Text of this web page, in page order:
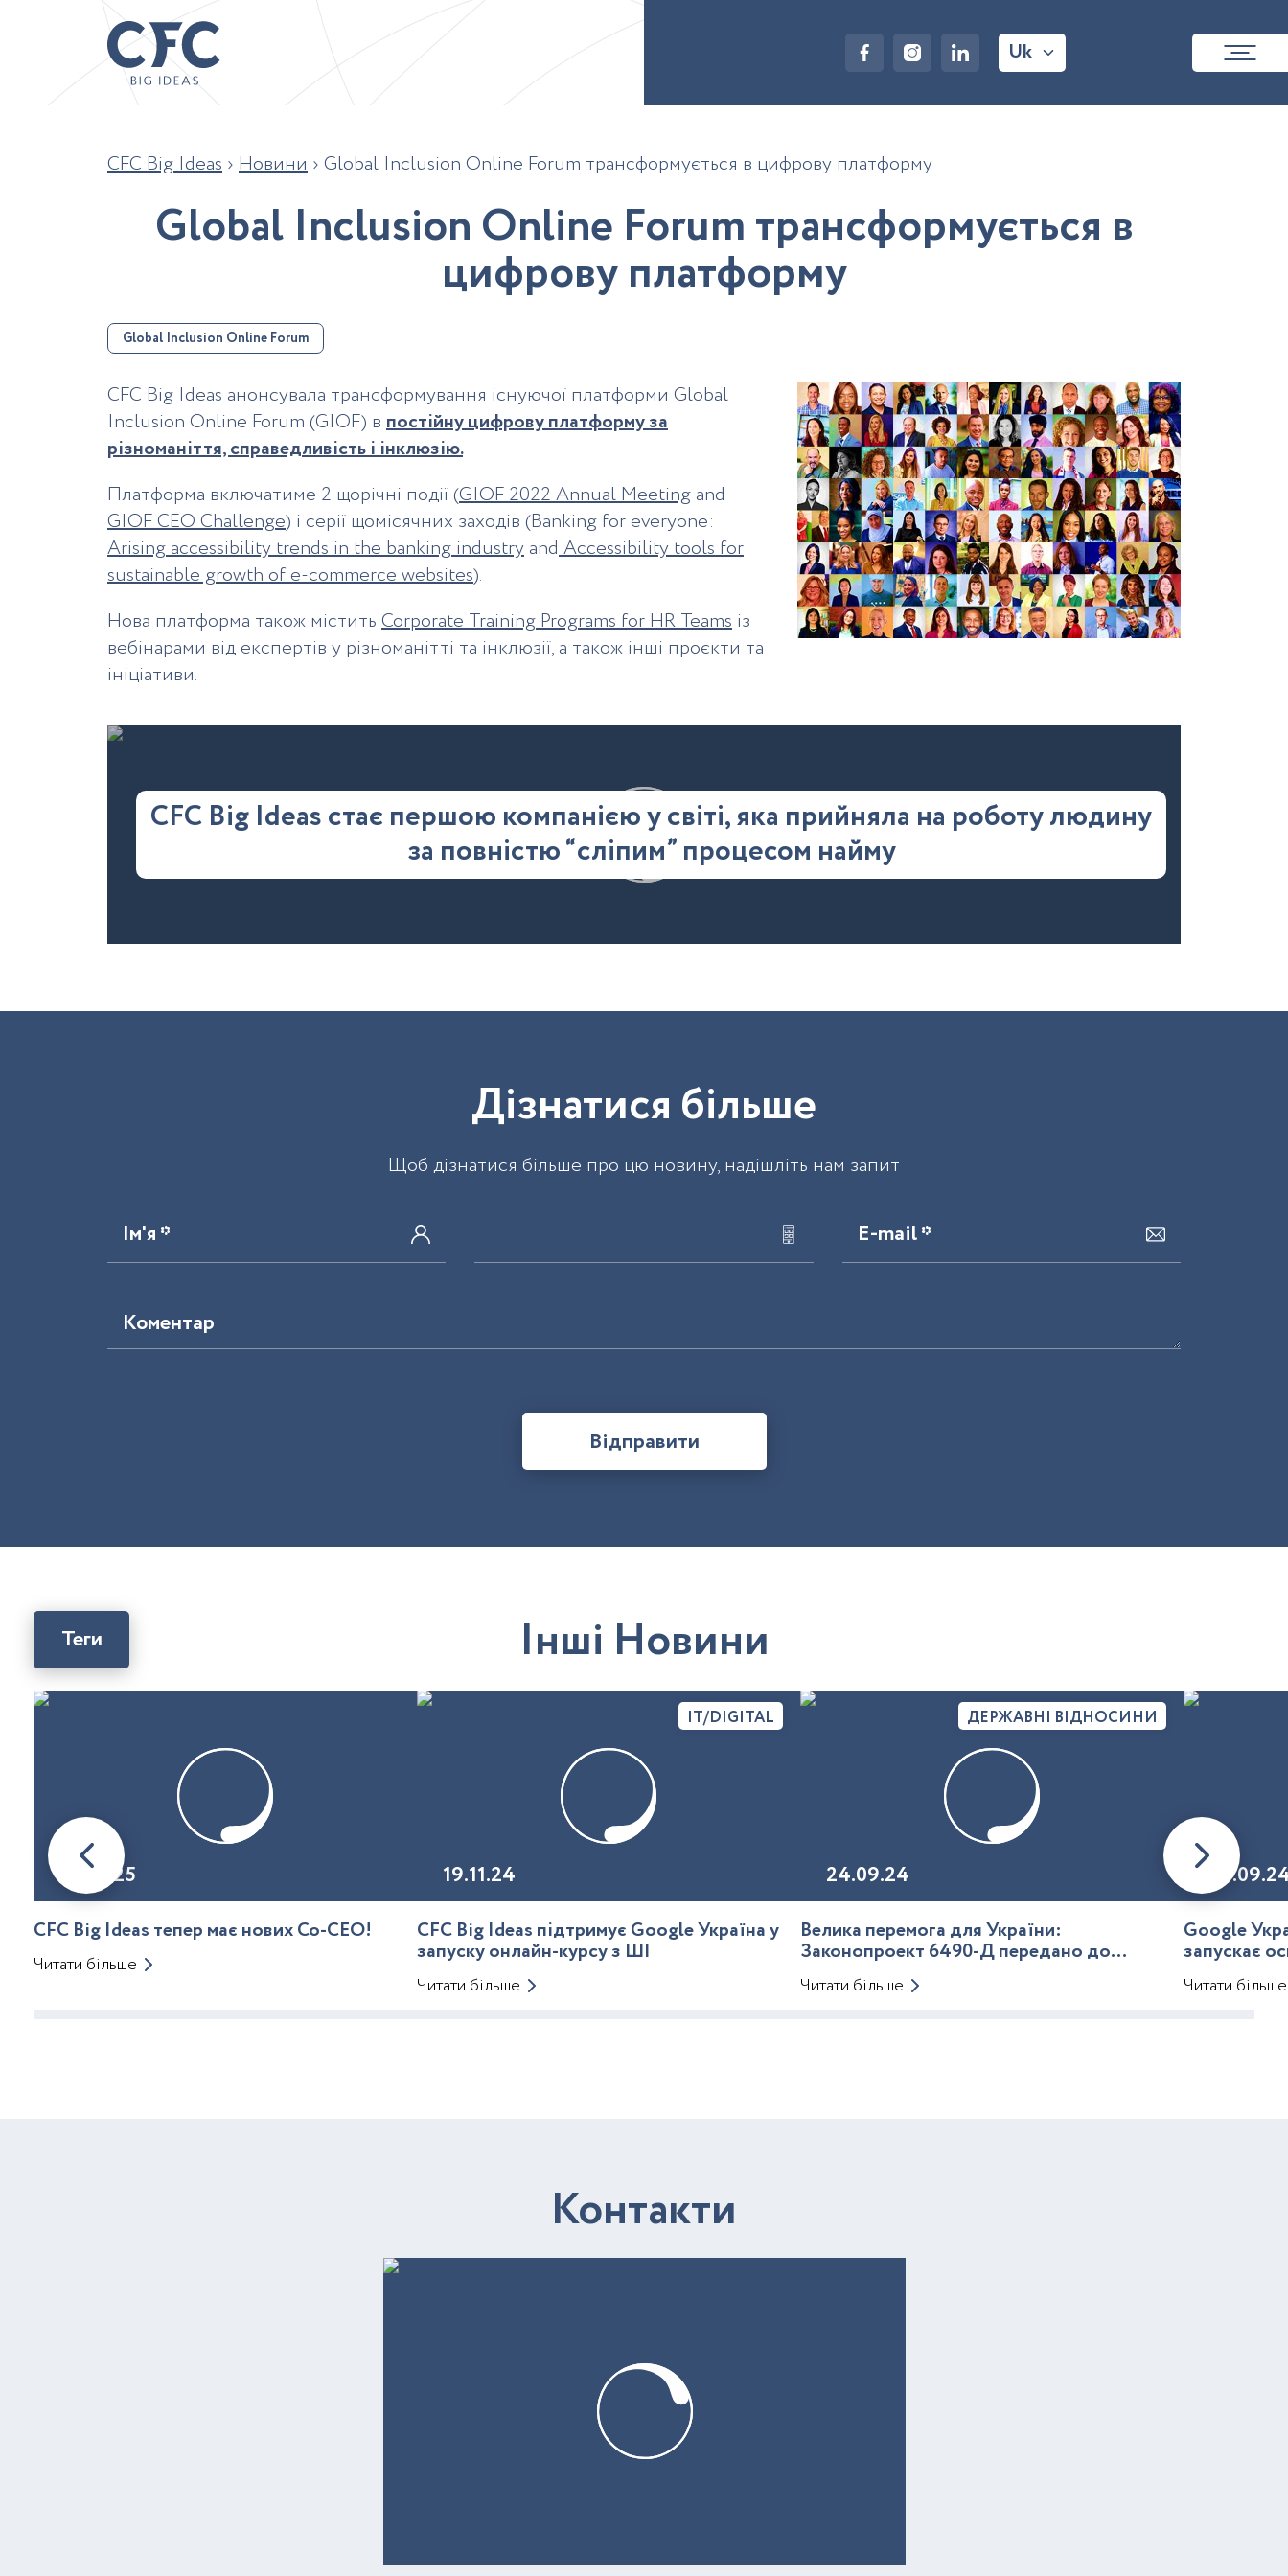
Uk
CFC Big Ideas › Новини › Global Inclusion Online Forum трансформується в цифрову платформу
Global Inclusion Online Forumтрансформується в
цифровуплатформу
Global Inclusion Online Forum
CFC Big Ideas анонсувала трансформування існуючої платформи Global
Inclusion Online Forum (GIOF) в постійну цифрову платформу за
різноманіття, справедливість і інклюзію.
Платформа включатиме 2 щорічні події (GIOF 2022 Annual Meeting and
GIOF CEO Challenge) і серії щомісячних заходів (Banking for everyone:
Arising accessibility trends in the banking industry and Accessibility tools for
sustainable growth of e-commerce websites).
Нова платформа також містить Corporate Training Programs for HR Teams із
вебінарами від експертів у різноманітті та інклюзії, а також інші проєкти та
ініціативи.
CFC Big Ideas стає першою компанією у світі, яка прийняла на роботу людину
за повністю “сліпим” процесом найму
Дізнатися більше
Щоб дізнатися більше про цю новину, надішліть нам запит
Ім'я * E-mail *
Коментар
Відправити
Інші Новини
Теги
08.01.25
CFC Big Ideas тепер має нових Co-CEO!
Читати більше
19.11.24
IT/DIGITAL
CFC Big Ideas підтримує Google Україна у
запуску онлайн-курсу з ШІ
Читати більше
24.09.24
ДЕРЖАВНІ ВІДНОСИНИ
Велика перемога для України:
Законопроект 6490-Д передано до
Митного кодексу
Читати більше
Google
запускає
Читати більше
Контакти